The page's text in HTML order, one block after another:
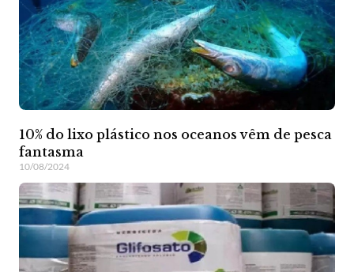
10% do lixo plástico nos oceanos vêm de pesca
fantasma
10/08/2024